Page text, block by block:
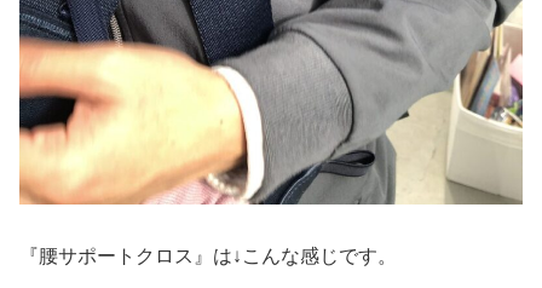
『腰サポートクロス』は↓こんな感じです。